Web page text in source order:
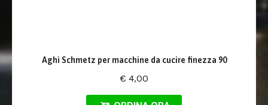
Aghi Schmetz per macchine da cucire finezza 90
€ 4,00